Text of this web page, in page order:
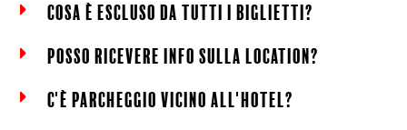
cosa è escluso da tutti i biglietti?
posso ricevere info sulla location?
c'è parcheggio vicino all'hotel?